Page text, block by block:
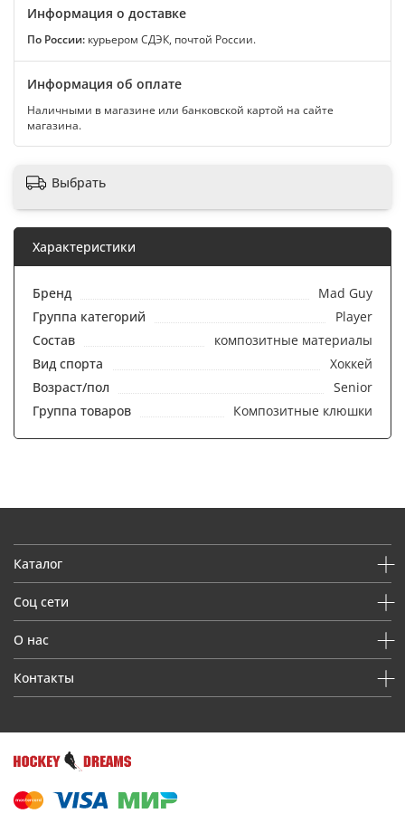
Информация о доставке
По России: курьером СДЭК, почтой России.
Информация об оплате
Наличными в магазине или банковской картой на сайте
магазина.
Выбрать
Характеристики
Бренд
Мad Guy
Группа категорий
Player
Состав
композитные материалы
Вид спорта
Хоккей
Возраст/пол
Senior
Группа товаров
Композитные клюшки
Каталог
Соц сети
О нас
Контакты